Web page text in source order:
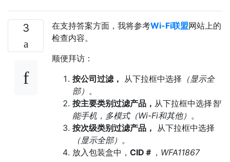
3 在支持答案方面，我将参考Wi-Fi联盟网站上的
检查内容。
顺便拜访：
按公司过滤，
从下拉框中选择 （显示全
部） 。
按主要类别过滤产品， 从下拉框中选择智
能手机，多模式（Wi-Fi和其他） 。
按次级类别过滤产品，
从下拉框中选择
（显示全部） 。
放入包装盒中， CID＃ ， WFA11867